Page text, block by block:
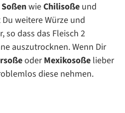
wieChilisoße und
weitere Würze und
so dass das Fleisch 2
auszutrocknen. Wenn Dir
oderMexikosoße lieber
diese nehmen.